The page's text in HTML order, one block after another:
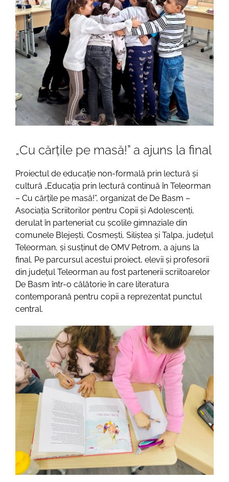
„Cu cărțile pe masă!” a ajuns la final
Proiectul de educație non-formală prin lectură și
cultură „Educația prin lectură continuă în Teleorman
– Cu cărțile pe masă!”, organizat de De Basm –
Asociația Scriitorilor pentru Copii și Adolescenți,
derulat în parteneriat cu școlile gimnaziale din
comunele Blejești, Cosmești, Siliștea și Talpa, județul
Teleorman, și susținut de OMV Petrom, a ajuns la
final. Pe parcursul acestui proiect, elevii și profesorii
din județul Teleorman au fost partenerii scriitoarelor
De Basm într-o călătorie în care literatura
contemporană pentru copii a reprezentat punctul
central.